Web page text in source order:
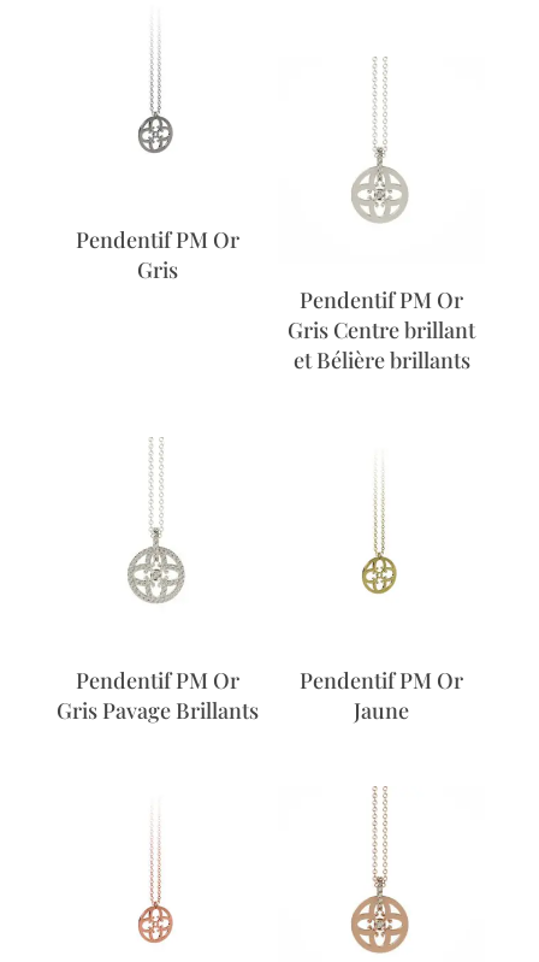
Pendentif PM Or
Gris
Pendentif PM Or
Gris Centre brillant
et Bélière brillants
Pendentif PM Or
Gris Pavage Brillants
Pendentif PM Or
Jaune